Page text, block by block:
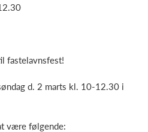
fastelavnsfest!
d. 2 marts kl. 10-12.30 i
være følgende: